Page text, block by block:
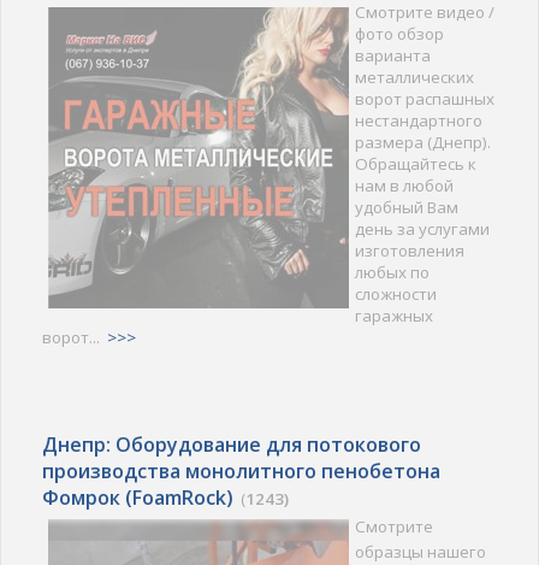
Смотрите видео /
фото обзор
варианта
металлических
ворот распашных
нестандартного
размера (Днепр).
Обращайтесь к
нам в любой
удобный Вам
день за услугами
изготовления
любых по
сложности
гаражных
ворот... >>>
Днепр: Оборудование для потокового
производства монолитного пенобетона
Фомрок (FoamRock) (1243)
Смотрите
образцы нашего